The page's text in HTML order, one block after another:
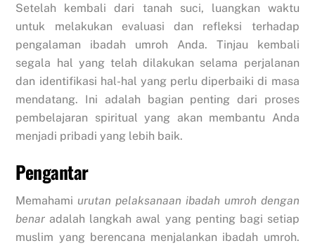
Setelah kembali dari tanah suci, luangkan waktu
untuk melakukan evaluasi dan refleksi terhadap
pengalaman ibadah umroh Anda. Tinjau kembali
segala hal yang telah dilakukan selama perjalanan
dan identifikasi hal-hal yang perlu diperbaiki di masa
mendatang. Ini adalah bagian penting dari proses
pembelajaran spiritual yang akan membantu Anda
menjadi pribadi yang lebih baik.
Pengantar
Memahami urutan pelaksanaan ibadah umroh dengan
benar adalah langkah awal yang penting bagi setiap
muslim yang berencana menjalankan ibadah umroh.